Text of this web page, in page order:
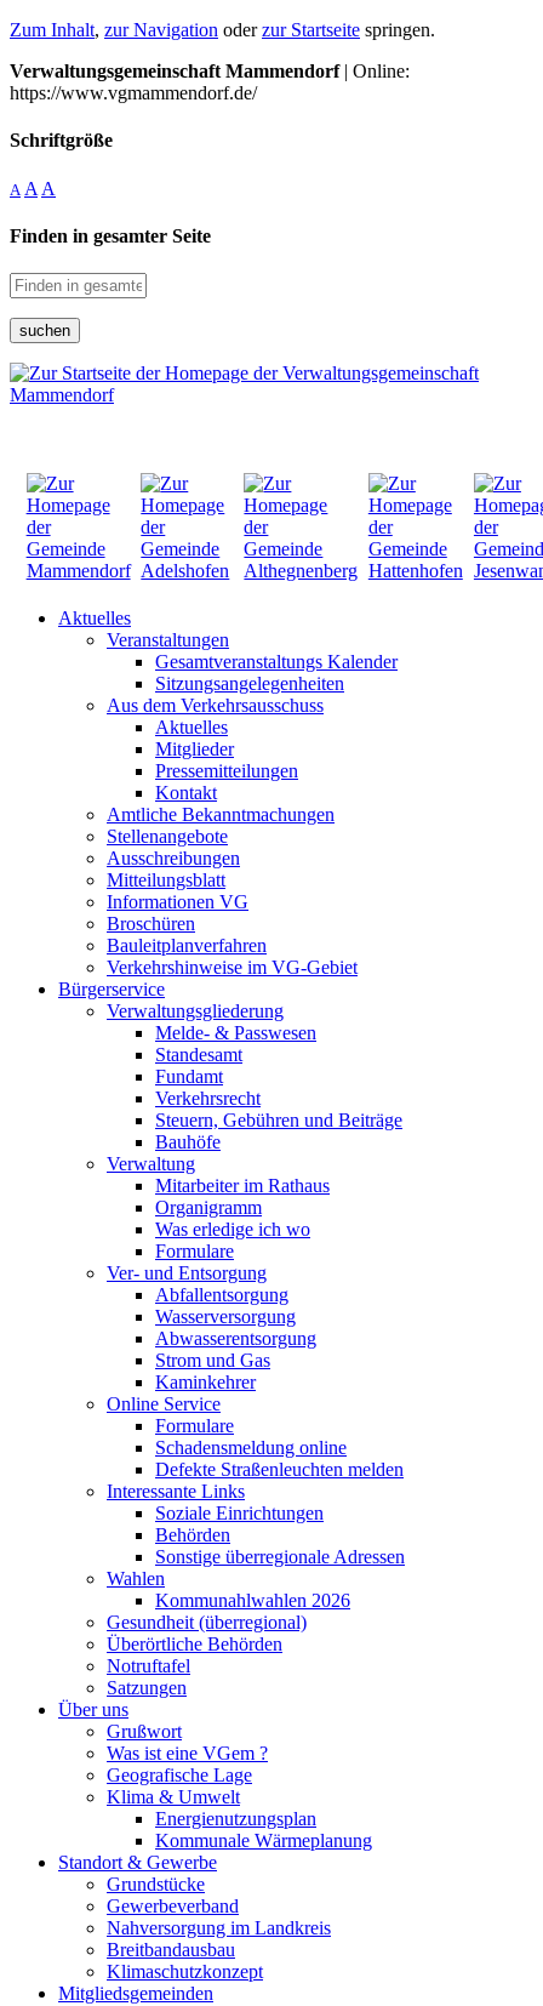
Zum Inhalt, zur Navigation oderzur Startseite springen.
Verwaltungsgemeinschaft Mammendorf| Online:
https://www.vgmammendorf.de/
Schriftgröße
A A A
Finden in gesamter Seite
suchen
Aktuelles
Veranstaltungen
Gesamtveranstaltungs Kalender
Sitzungsangelegenheiten
Aus dem Verkehrsausschuss
Aktuelles
Mitglieder
Pressemitteilungen
Kontakt
Amtliche Bekanntmachungen
Stellenangebote
Ausschreibungen
Mitteilungsblatt
Informationen VG
Broschüren
Bauleitplanverfahren
Verkehrshinweise im VG-Gebiet
Bürgerservice
Verwaltungsgliederung
Melde- & Passwesen
Standesamt
Fundamt
Verkehrsrecht
Steuern, Gebühren und Beiträge
Bauhöfe
Verwaltung
Mitarbeiter im Rathaus
Organigramm
Was erledige ich wo
Formulare
Ver- und Entsorgung
Abfallentsorgung
Wasserversorgung
Abwasserentsorgung
Strom und Gas
Kaminkehrer
Online Service
Formulare
Schadensmeldung online
Defekte Straßenleuchten melden
Interessante Links
Soziale Einrichtungen
Behörden
Sonstige überregionale Adressen
Wahlen
Kommunahlwahlen 2026
Gesundheit (überregional)
Überörtliche Behörden
Notruftafel
Satzungen
Über uns
Grußwort
Was ist eine VGem ?
Geografische Lage
Klima & Umwelt
Energienutzungsplan
Kommunale Wärmeplanung
Standort & Gewerbe
Grundstücke
Gewerbeverband
Nahversorgung im Landkreis
Breitbandausbau
Klimaschutzkonzept
Mitgliedsgemeinden